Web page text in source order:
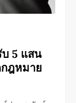
5 แสน
ฎหมาย